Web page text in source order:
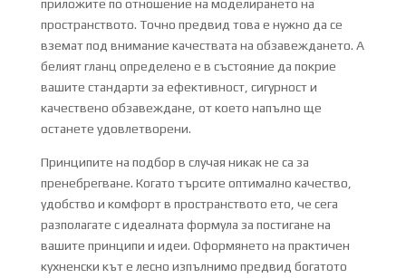
приложите по отношение на моделирането на
пространството. Точно предвид това е нужно да се
вземат под внимание качествата на обзавеждането. А
белият гланц определено е в състояние да покрие
вашите стандарти за ефективност, сигурност и
качествено обзавеждане, от което напълно ще
останете удовлетворени.
Принципите на подбор в случая никак не са за
пренебрегване. Когато търсите оптимално качество,
удобство и комфорт в пространството ето, че сега
разполагате с идеалната формула за постигане на
вашите принципи и идеи. Оформянето на практичен
кухненски кът е лесно изпълнимо предвид богатото